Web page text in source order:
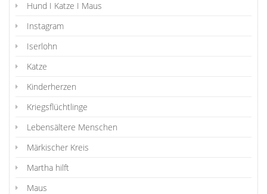
Hund I Katze I Maus
Instagram
Iserlohn
Katze
Kinderherzen
Kriegsflüchtlinge
Lebensältere Menschen
Märkischer Kreis
Martha hilft
Maus